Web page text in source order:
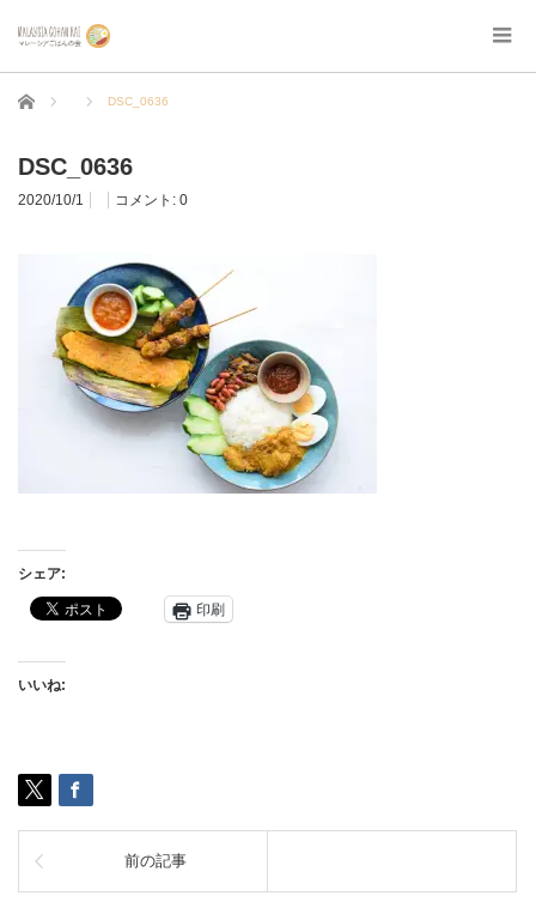
ホーム DSC_0636
DSC_0636
2020/10/1 コメント: 0
シェア:
印刷
いいね:
前の記事